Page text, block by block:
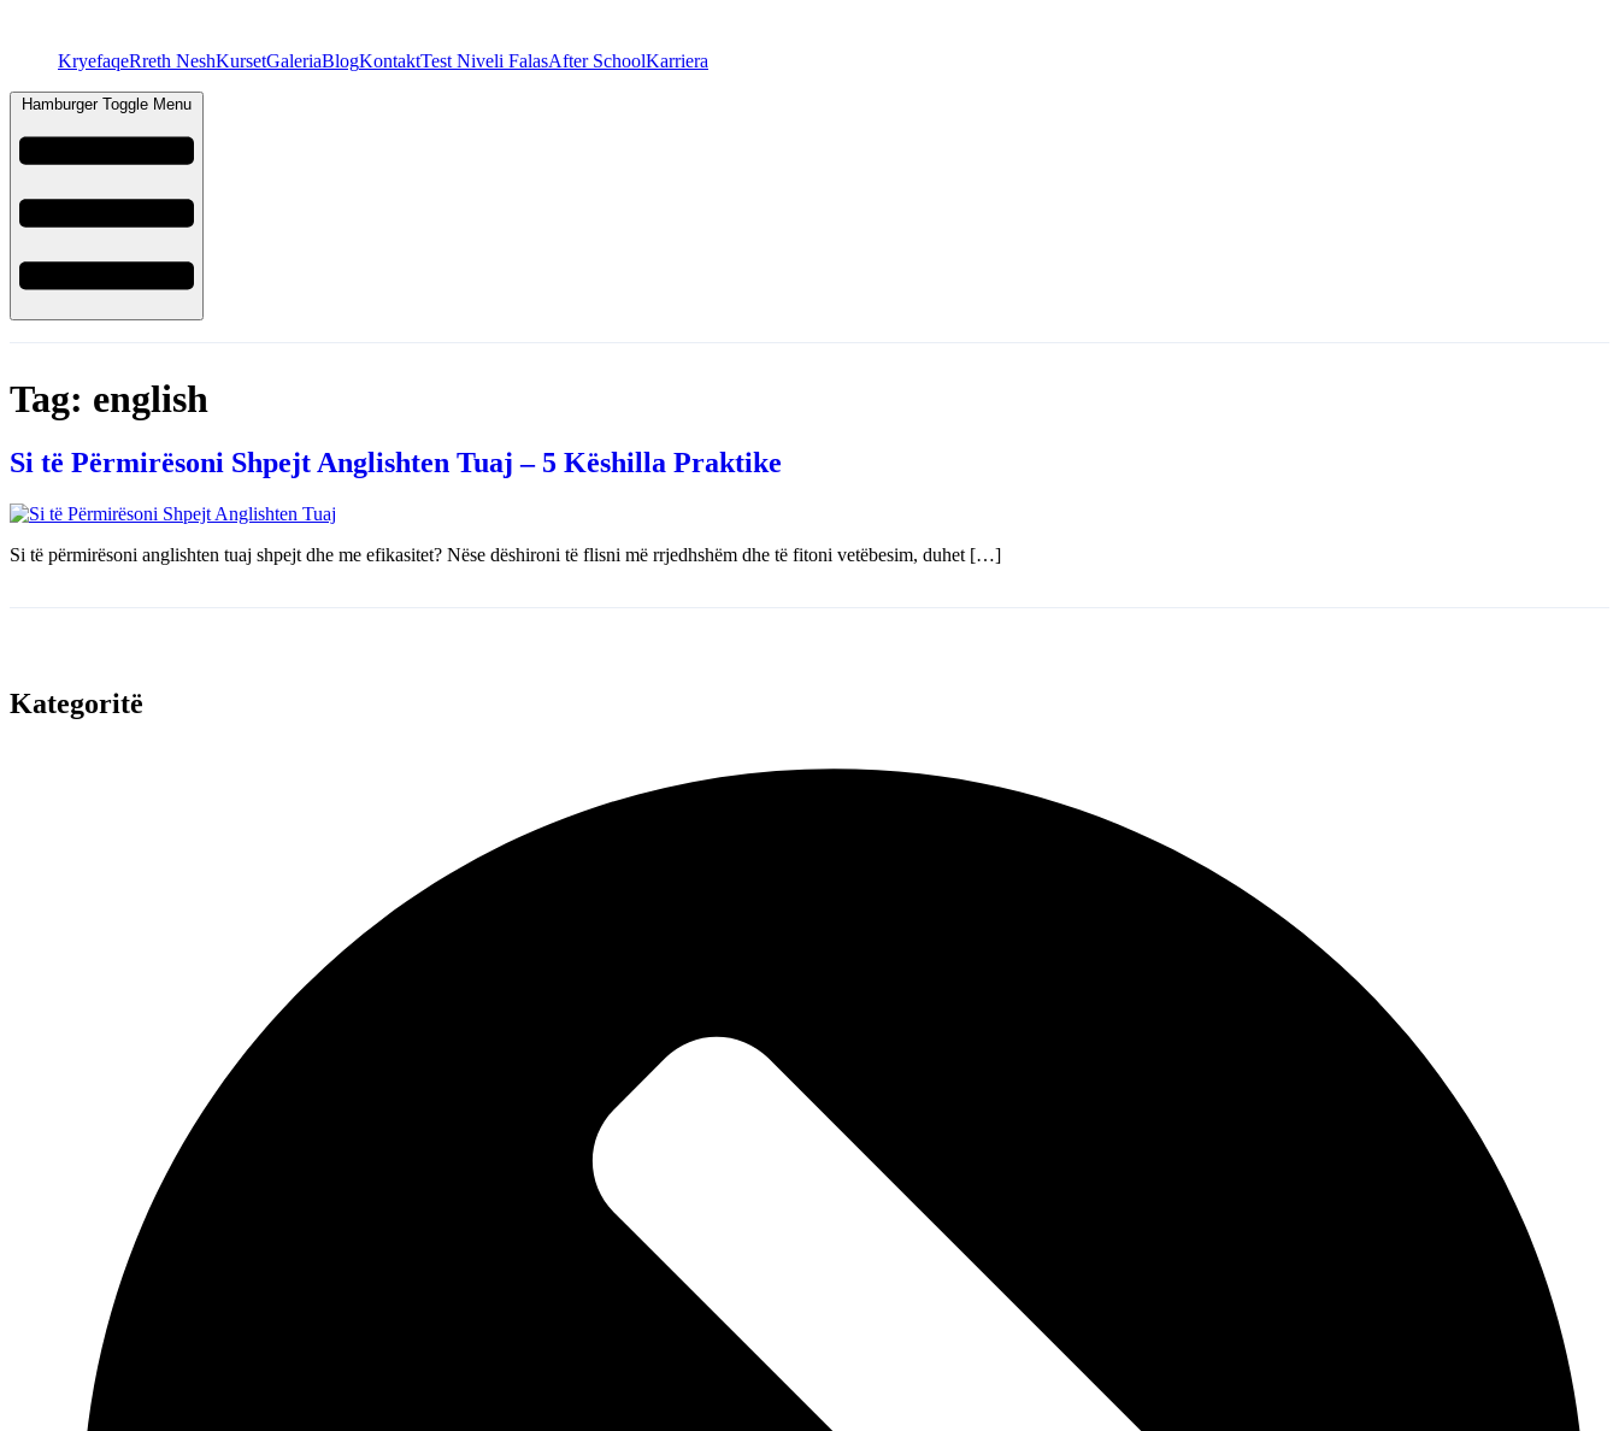
KryefaqeRreth NeshKursetGaleriaBlogKontaktTest Niveli FalasAfter SchoolKarriera
Hamburger Toggle Menu
Tag: english
Si të Përmirësoni Shpejt Anglishten Tuaj – 5 Këshilla Praktike
Si të përmirësoni anglishten tuaj shpejt dhe me efikasitet? Nëse dëshironi të flisni më rrjedhshëm dhe të fitoni vetëbesim, duhet […]
Kategoritë